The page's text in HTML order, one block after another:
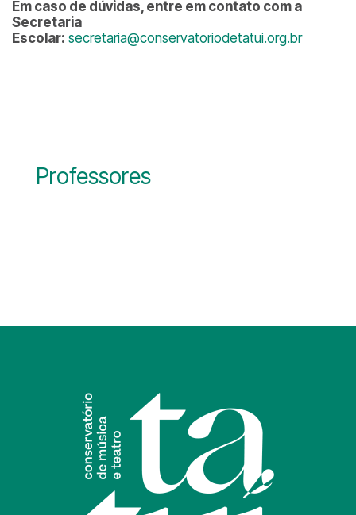
Em caso de dúvidas, entre em contato com a
Secretaria
Escolar: secretaria@conservatoriodetatui.org.br
Professores